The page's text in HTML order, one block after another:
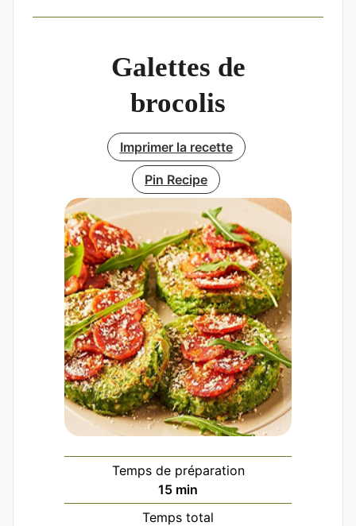
Galettes de
brocolis
Imprimer la recette
Pin Recipe
Temps de préparation
15minutes
min
Temps total